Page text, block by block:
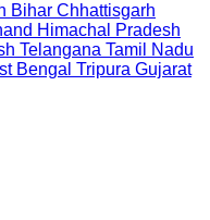
Bihar Chhattisgarh
Himachal Pradesh
Telangana Tamil Nadu
Bengal Tripura Gujarat